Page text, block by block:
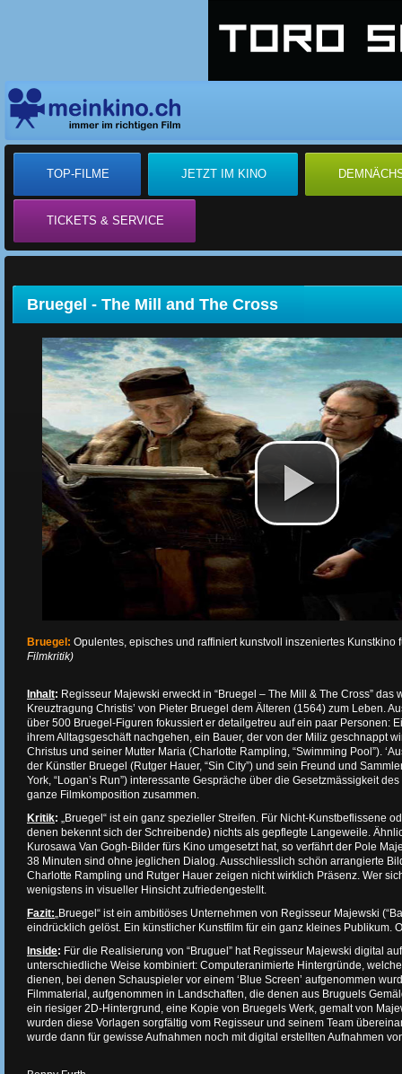
TOP-FILME JETZT IM KINO
TICKETS & SERVICE
Bruegel - The Mill and The Cross
Bruegel: Opulentes, episches und raffiniert kunstvoll inszeniertes Kunstkino
Filmkritik)
Inhalt: Regisseur Majewski erweckt in “Bruegel – The Mill & The Cross” das
Kreuztragung Christis’ von Pieter Bruegel dem Älteren (1564) zum Leben.
über 500 Bruegel-Figuren fokussiert er detailgetreu auf ein paar Personen:
ihrem Alltagsgeschäft nachgehen, ein Bauer, der von der Miliz geschnappt
Christus und seiner Mutter Maria (Charlotte Rampling, “Swimming Pool”).
der Künstler Bruegel (Rutger Hauer, “Sin City”) und sein Freund und
York, “Logan’s Run”) interessante Gespräche über die Gesetzmässigkeit
ganze Filmkomposition zusammen.
Kritik: „Bruegel“ ist ein ganz spezieller Streifen. Für Nicht-Kunstbeflissene
denen bekennt sich der Schreibende) nichts als gepflegte Langeweile.
Kurosawa Van Gogh-Bilder fürs Kino umgesetzt hat, so verfährt der Pole
38 Minuten sind ohne jeglichen Dialog. Ausschliesslich schön arrangierte
Charlotte Rampling und Rutger Hauer zeigen nicht wirklich Präsenz. Wer
wenigstens in visueller Hinsicht zufriedengestellt.
Fazit:„Bruegel“ ist ein ambitiöses Unternehmen von Regisseur Majewski
eindrücklich gelöst. Ein künstlicher Kunstfilm für ein ganz kleines Publikum.
Inside: Für die Realisierung von “Bruguel” hat Regisseur Majewski digital
unterschiedliche Weise kombiniert: Computeranimierte Hintergründe,
dienen, bei denen Schauspieler vor einem ‘Blue Screen’ aufgenommen
Filmmaterial, aufgenommen in Landschaften, die denen aus Bruguels
ein riesiger 2D-Hintergrund, eine Kopie von Bruegels Werk, gemalt von
wurden diese Vorlagen sorgfältig vom Regisseur und seinem Team
wurde dann für gewisse Aufnahmen noch mit digital erstellten Aufnahmen